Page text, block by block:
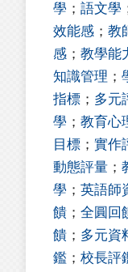
學 ； 語文學
效能感 ； 教
感 ； 教學能
知識管理 ；
指標 ； 多元
學 ； 教育心
目標 ； 實作
動態評量 ；
學 ； 英語師
饋 ； 全圓回
饋 ； 多元資
鑑 ； 校長評